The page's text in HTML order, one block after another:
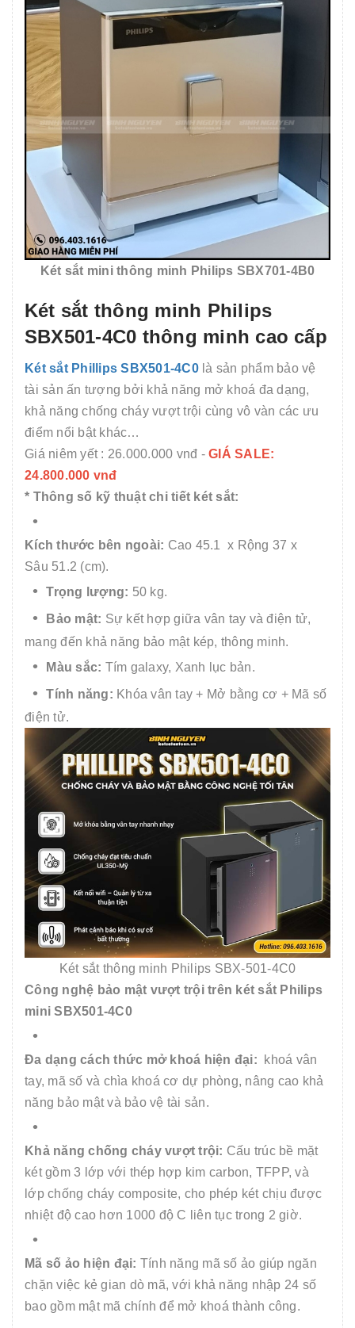
Két sắt mini thông minh Philips SBX701-4B0
Két sắt thông minh Philips
SBX501-4C0 thông minh cao cấp
Két sắt Phillips SBX501-4C0là sản phẩm bảo vệ
tài sản ấn tượng bởi khả năng mở khoá đa dạng,
khả năng chống cháy vượt trội cùng vô vàn các ưu
điểm nổi bật khác…
Giá niêm yết : 26.000.000 vnđ - GIÁ SALE:
24.800.000 vnđ
* Thông số kỹ thuật chi tiết két sắt:
Kích thước bên ngoài: Cao 45.1 x Rộng 37 x
Sâu 51.2 (cm).
Trọng lượng: 50 kg.
Bảo mật: Sự kết hợp giữa vân tay và điện tử,
mang đến khả năng bảo mật kép, thông minh.
Màu sắc: Tím galaxy, Xanh lục bản.
Tính năng: Khóa vân tay + Mở bằng cơ + Mã số
điện tử.
Két sắt thông minh Philips SBX-501-4C0
Công nghệ bảo mật vượt trội trên két sắt Philips
mini SBX501-4C0
Đa dạng cách thức mở khoá hiện đại: khoá vân
tay, mã số và chìa khoá cơ dự phòng, nâng cao khả
năng bảo mật và bảo vệ tài sản.
Khả năng chống cháy vượt trội: Cấu trúc bề mặt
két gồm 3 lớp với thép hợp kim carbon, TFPP, và
lớp chống cháy composite, cho phép két chịu được
nhiệt độ cao hơn 1000 độ C liên tục trong 2 giờ.
Mã số ảo hiện đại: Tính năng mã số ảo giúp ngăn
chặn việc kẻ gian dò mã, với khả năng nhập 24 số
bao gồm mật mã chính để mở khoá thành công.